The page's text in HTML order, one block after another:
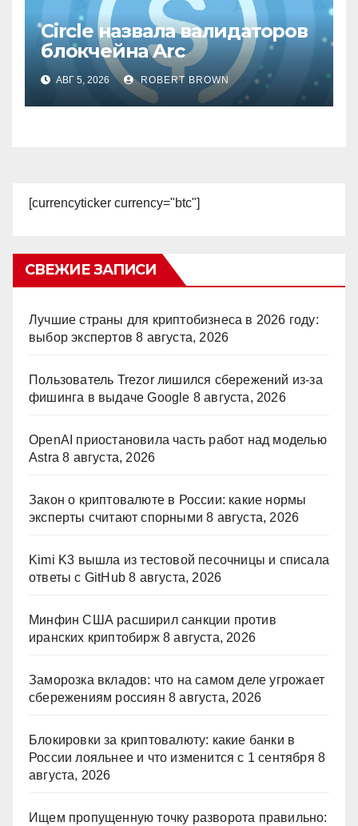
Circle назвала валидаторов
блокчейна Arc
АВГ 5, 2026 ROBERT BROWN
[currencyticker currency="btc"]
СВЕЖИЕ ЗАПИСИ
Лучшие страны для криптобизнеса в 2026 году:
выбор экспертов 8 августа, 2026
Пользователь Trezor лишился сбережений из-за
фишинга в выдаче Google 8 августа, 2026
OpenAI приостановила часть работ над моделью
Astra 8 августа, 2026
Закон о криптовалюте в России: какие нормы
эксперты считают спорными 8 августа, 2026
Kimi K3 вышла из тестовой песочницы и списала
ответы с GitHub 8 августа, 2026
Минфин США расширил санкции против
иранских криптобирж 8 августа, 2026
Заморозка вкладов: что на самом деле угрожает
сбережениям россиян 8 августа, 2026
Блокировки за криптовалюту: какие банки в
России лояльнее и что изменится с 1 сентября 8
августа, 2026
Ищем пропущенную точку разворота правильно: